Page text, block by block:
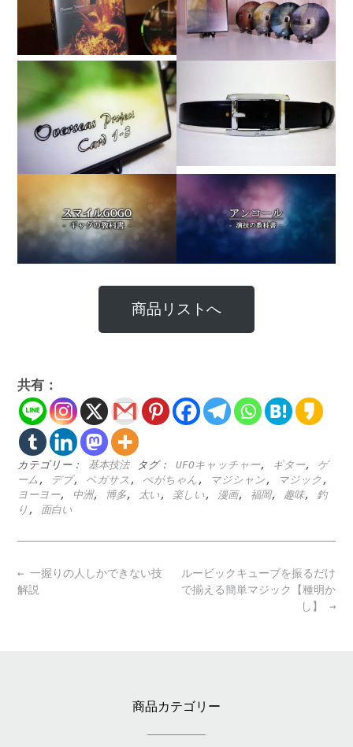
商品リストへ
共有：
カテゴリー： 基本技法 タグ： UFOキャッチャー, ギター, ゲ
ーム , デブ, ペガサス , ぺがちゃん , マジシャン, マジック ,
ヨーヨー, 中洲, 博多, 太い , 楽しい , 漫画, 福岡, 趣味, 釣
り , 面白い
Post
navigation
ルービックキューブを振るだけ
で揃える簡単マジック【種明か
し】 →
← 一握りの人しかできない技
解説
商品カテゴリー